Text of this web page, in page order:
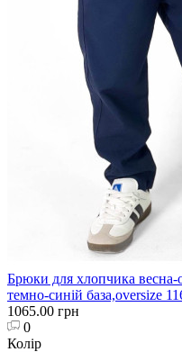
Брюки для хлопчика весна-
темно-синій база,oversize
1065.00 грн
0
Колір